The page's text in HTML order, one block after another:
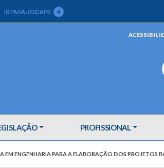
IR PARA RODAPÉ 4
PROFISSIONAL
EM ENGENHARIA PARA A ELABORAÇÃO DOS PROJETOS